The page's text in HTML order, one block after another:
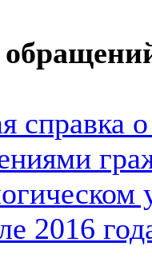
справка
2016